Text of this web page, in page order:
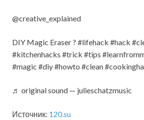
@creative_explained
DIY Magic Eraser ? #lifehack #hack
#kitchenhacks #trick #tips
#magic #diy #howto #clean
♬ original sound — julieschatzmusic
Источник: 120.su